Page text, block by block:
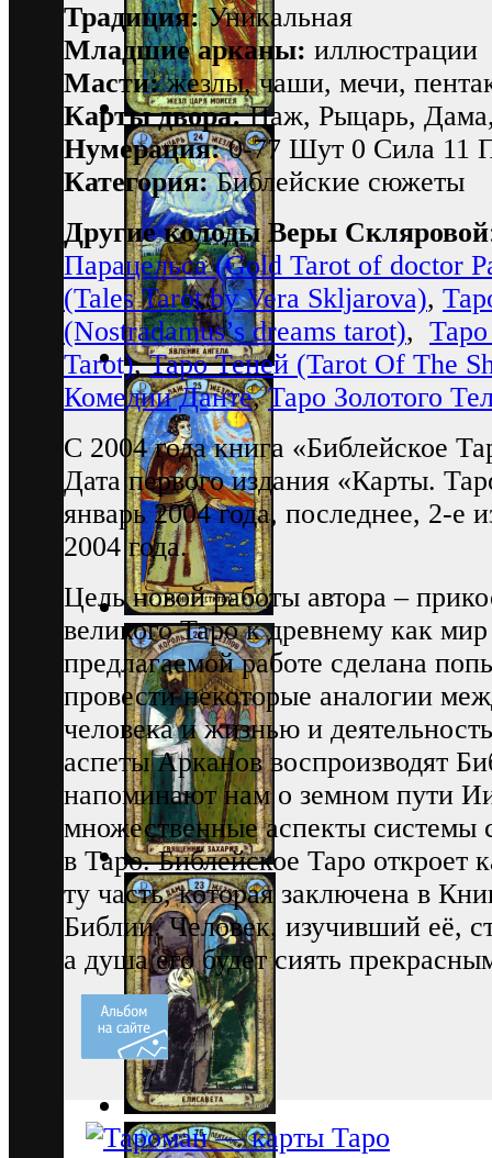
Традиция:Уникальная
Младшие арканы: иллюстрации
Масти:жезлы, чаши, мечи,
Карты двора:Паж, Рыцарь,
Нумерация:0-77 Шут 0 Сила 11
Категория:Библейские сюжеты
Другие колоды Веры Скляровой
Парацельса (Gold Tarot of doctor
(Tales Tarot by Vera Skljarova),
(Nostradamus’s dreams tarot),
Tarot),Таро Теней (Tarot Of The
Комедии Данте,Таро Золотого
С 2004 года книга «Библейское
Дата первого издания «Карты.
январь 2004 года, последнее, 2-е
2004 года.
Цель новой работы автора –
великого Таро к древнему как
предлагаемой работе сделана
провести некоторые аналогии
человека и жизнью и
аспеты Арканов воспроизводят
напоминают нам о земном пути
множественные аспекты
в Таро. Библейское Таро
ту часть, которая заключена в
Библии. Человек, изучивший её,
а душа его будет сиять